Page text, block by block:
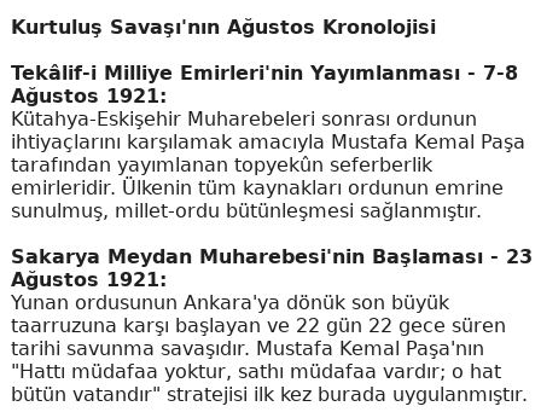
Kurtuluş Savaşı'nın Ağustos Kronolojisi
Tekâlif-i Milliye Emirleri'nin Yayımlanması - 7-8
Ağustos 1921:
Kütahya-Eskişehir Muharebeleri sonrası ordunun
ihtiyaçlarını karşılamak amacıyla Mustafa Kemal Paşa
tarafından yayımlanan topyekûn seferberlik
emirleridir. Ülkenin tüm kaynakları ordunun emrine
sunulmuş, millet-ordu bütünleşmesi sağlanmıştır.
Sakarya Meydan Muharebesi'nin Başlaması - 23
Ağustos 1921:
Yunan ordusunun Ankara'ya dönük son büyük
taarruzuna karşı başlayan ve 22 gün 22 gece süren
tarihi savunma savaşıdır. Mustafa Kemal Paşa'nın
"Hattı müdafaa yoktur, sathı müdafaa vardır; o hat
bütün vatandır" stratejisi ilk kez burada uygulanmıştır.